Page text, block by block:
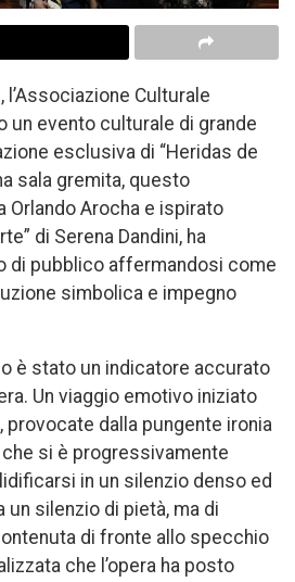
Culturale
un evento culturale di grande
esclusiva di “Heridas de
sala gremita, questo
Orlando Arocha e ispirato
di Serena Dandini, ha
di pubblico affermandosi come
simbolica e impegno
è stato un indicatore accurato
Un viaggio emotivo iniziato
dalla pungente ironia
si è progressivamente
in un silenzio denso ed
un silenzio di pietà, ma di
di fronte allo specchio
che l’opera ha posto